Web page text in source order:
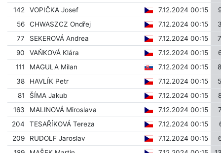
142
VOPIČKA Josef 7.12.2024 00:15
56
CHWASZCZ Ondřej 7.12.2024 00:15
77
SEKEROVÁ Andrea 7.12.2024 00:15
90
VAŇKOVÁ Klára 7.12.2024 00:15
111
MAGULA Milan 7.12.2024 00:15
38
HAVLÍK Petr 7.12.2024 00:15
81
ŠÍMA Jakub 7.12.2024 00:15
163
MALINOVÁ Miroslava 7.12.2024 00:15
204
TESAŘÍKOVÁ Tereza 7.12.2024 00:15
209
RUDOLF Jaroslav 7.12.2024 00:15